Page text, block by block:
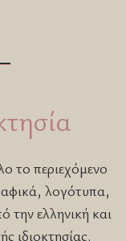
το περιεχόμενο
λογότυπα,
την ελληνική και
ιδιοκτησίας.